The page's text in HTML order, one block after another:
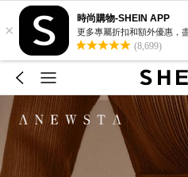
×
時尚購物-SHEIN APP
更多專屬折扣和額外優惠，
(8,699)